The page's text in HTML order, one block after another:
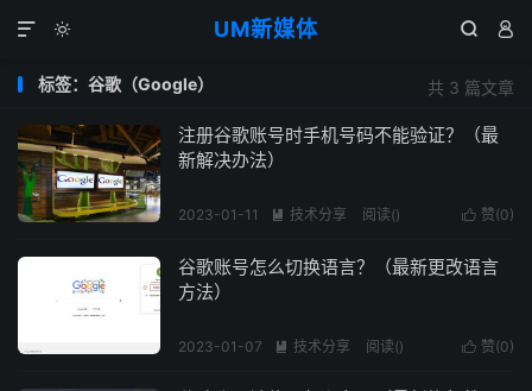
UM新媒体
  

共 3 篇文章
标签：谷歌（Google）
注册谷歌账号时手机号码不能验证？（最
新解决办法）
 赞(0)
2023-01-11  技术分享 阅读()
谷歌账号怎么切换语言？（最新更改语言
方法）
 赞(0)
2023-01-07  技术分享 阅读()